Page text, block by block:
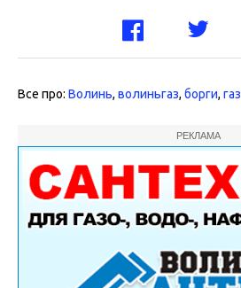
Все про: Волинь, волиньгаз, борги, газ
РЕКЛАМА